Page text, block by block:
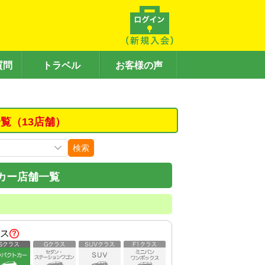
問 トラベル お客様の声
（13店舗）
検索
ー店舗一覧